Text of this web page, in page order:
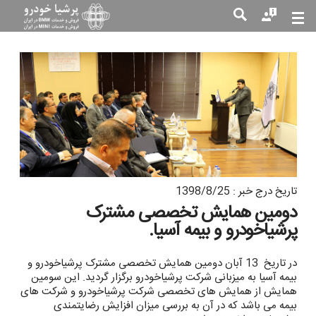
جست
جو
تاریخ درج خبر : 1398/8/25
دومین همایش تخصصی مشترک
پرشیاخودرو و بیمه آسیا.
در تاریخ 13 آبان دومین همایش تخصصی مشترک پرشیاخودرو و
بیمه آسیا به میزبانی شرکت پرشیاخودرو برگزار گردید. این سومین
همایش از همایش های تخصصی شرکت پرشیاخودرو و شرکت های
بیمه می باشد که در آن به بررسی میزان افزایش رضایتمندی